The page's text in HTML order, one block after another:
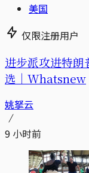
美国
仅限注册用户
进步派攻进特
选｜Whatsnew
姚拏云
9 小时前